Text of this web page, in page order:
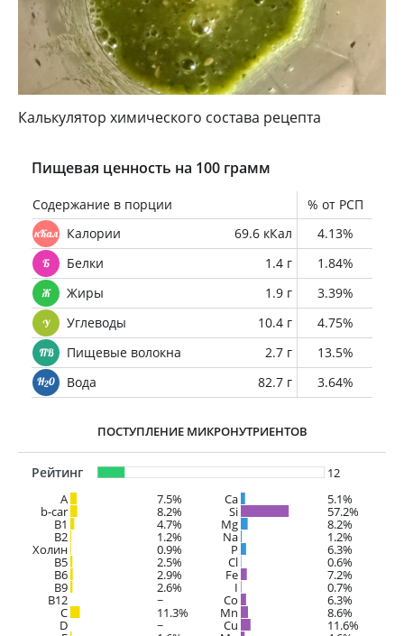
Калькулятор химического состава рецепта
Пищевая ценность на 100 грамм
Содержание в порции
% от РСП
Калории
69.6 кКал
4.13%
Белки
1.4 г
1.84%
Жиры
1.9 г
3.39%
Углеводы
10.4 г
4.75%
Пищевые волокна
2.7 г
13.5%
Вода
82.7 г 3.64%
ПОСТУПЛЕНИЕ МИКРОНУТРИЕНТОВ
Рейтинг
12
A
7.5%
b-car 8.2%
В1 4.7%
B2 1.2%
Холин 0.9%
B5 2.5%
B6 2.9%
B9 2.6%
B12 ~
C 11.3%
D ~
Ca 5.1%
Si 57.2%
Mg 8.2%
Na 1.2%
P 6.3%
Cl 0.6%
Fe 7.2%
I 0.7%
Co 6.3%
Mn 8.6%
Cu 11.6%